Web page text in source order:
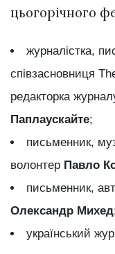
цьогорічного
журналістка,
співзасновниця
редакторка
Паплаускайте;
письменник,
волонтер Павло
письменник,
Олександр Михед
український